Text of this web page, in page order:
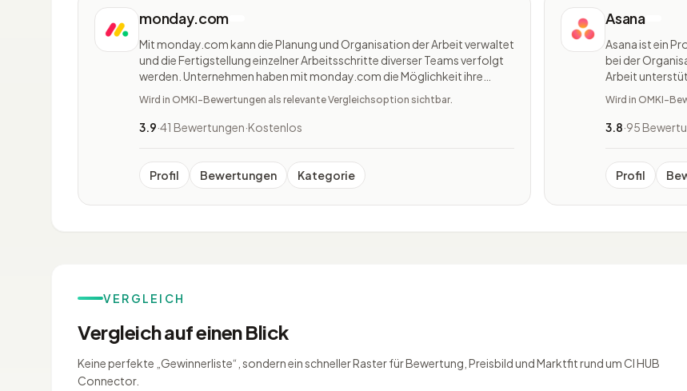
monday.com
Mit monday.com kann die Planung und Organisation der Arbeit verwaltet
und die Fertigstellung einzelner Arbeitsschritte diverser Teams verfolgt
werden. Unternehmen haben mit monday.com die Möglichkeit ihre
eigenen Anwendungen und Arbeitsmanagement-Software aufzustellen.
Monday.com ist eine Cloud-basi
Wird in OMKI-Bewertungen als relevante Vergleichsoption sichtbar.
3.9·41 Bewertungen·Kostenlos
Profil Bewertungen Kategorie
Asana
Asana ist ein
bei der
Arbeit
wodurch alle
Asana ist
Wird in OMKI-
3.8·95
Profil
VERGLEICH
Vergleich auf einen Blick
Keine perfekte „Gewinnerliste“, sondern ein schneller Raster für Bewertung, Preisbild und Marktfit rund um CI HUB
Connector.